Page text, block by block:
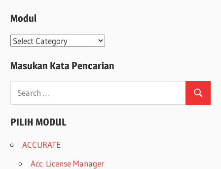
Modul
Modul
Masukan Kata Pencarian
Search
for:
Search
PILIH MODUL
ACCURATE
Acc. License Manager